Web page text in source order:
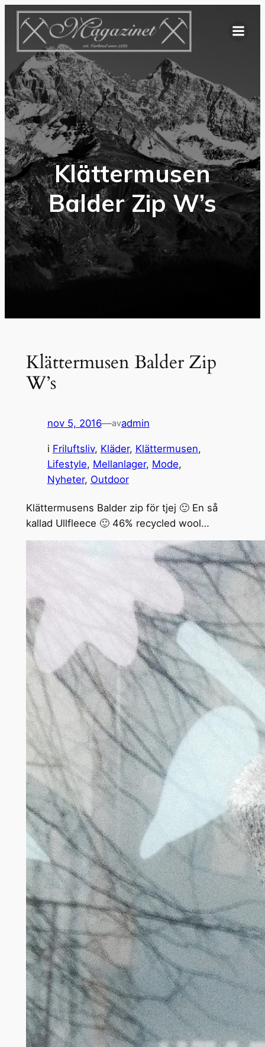
Hoppa
innehåll
Klättermusen
Balder Zip W’s
Klättermusen Balder Zip
W’s
nov 5, 2016—avadmin
i Friluftsliv, Kläder, Klättermusen
Lifestyle, Mellanlager, Mode
Nyheter, Outdoor
Klättermusens Balder zip för tjej 🙂 En så
kallad Ullfleece 🙂 46% recycled wool…